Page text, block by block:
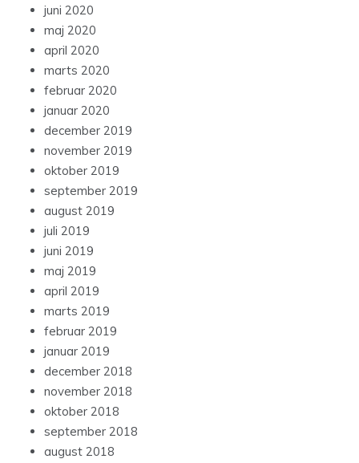
juni 2020
maj 2020
april 2020
marts 2020
februar 2020
januar 2020
december 2019
november 2019
oktober 2019
september 2019
august 2019
juli 2019
juni 2019
maj 2019
april 2019
marts 2019
februar 2019
januar 2019
december 2018
november 2018
oktober 2018
september 2018
august 2018